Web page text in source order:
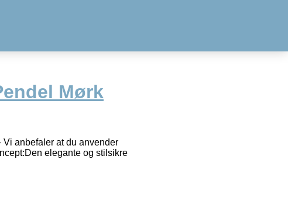
Mørk
anbefaler at du anvender
elegante og stilsikre